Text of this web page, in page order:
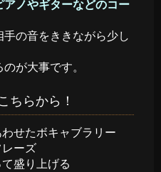
アノやギターなどのコー
の音をききながら少し
が大事です。
ちらから！
せたボキャブラリー
ーズ
盛り上げる